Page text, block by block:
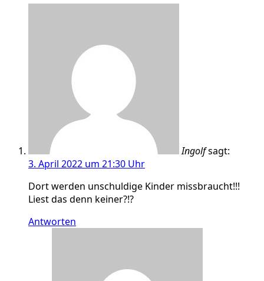
Ingolfsagt:
3. April 2022 um 21:30 Uhr
Dort werden unschuldige Kinder missbraucht!!!
Liest das denn keiner?!?
Antworten